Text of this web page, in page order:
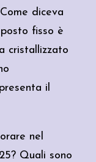
diceva
fisso è
cristallizzato
il
nel
Quali sono